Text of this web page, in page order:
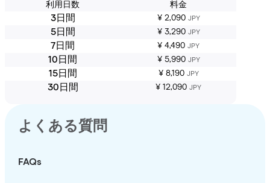
利用日数 料金
3日間 ¥ 2,090 JPY
5日間 ¥ 3,290 JPY
7日間 ¥ 4,490 JPY
10日間 ¥ 5,990 JPY
15日間 ¥ 8,190 JPY
30日間 ¥ 12,090 JPY
よくある質問
FAQs